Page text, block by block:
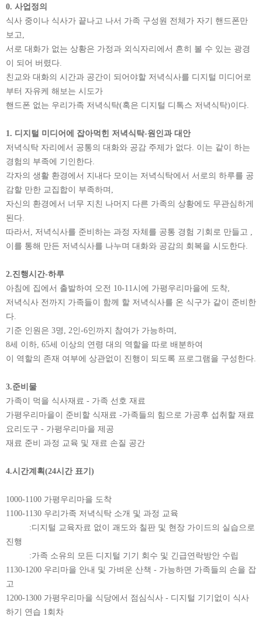
0. 사업정의
식사 중이나 식사가 끝나고 나서 가족 구성원 전체가 자기 핸드폰만
보고,
서로 대화가 없는 상황은 가정과 외식자리에서 흔히 볼 수 있는 광경
이 되어 버렸다.
친교와 대화의 시간과 공간이 되어야할 저녁식사를 디지털 미디어로
부터 자유케 해보는 시도가
핸드폰 없는 우리가족 저녁식탁(혹은 디지털 디톡스 저녁식탁)이다.
1. 디지털 미디어에 잡아먹힌 저녁식탁-원인과 대안
저녁식탁 자리에서 공통의 대화와 공감 주제가 없다. 이는 같이 하는
경험의 부족에 기인한다.
각자의 생활 환경에서 지내다 모이는 저녁식탁에서 서로의 하루를 공
감할 만한 교집합이 부족하며,
자신의 환경에서 너무 지친 나머지 다른 가족의 상황에도 무관심하게
된다.
따라서, 저녁식사를 준비하는 과정 자체를 공통 경험 기회로 만들고 ,
이를 통해 만든 저녁식사를 나누며 대화와 공감의 회복을 시도한다.
2.진행시간-하루
아침에 집에서 출발하여 오전 10-11시에 가평우리마을에 도착,
저녁식사 전까지 가족들이 함께 할 저녁식사를 온 식구가 같이 준비한
다.
기준 인원은 3명, 2인-6인까지 참여가 가능하며,
8세 이하, 65세 이상의 연령 대의 역할을 따로 배분하여
이 역할의 존재 여부에 상관없이 진행이 되도록 프로그램을 구성한다.
3.준비물
가족이 먹을 식사재료 - 가족 선호 재료
가평우리마을이 준비할 식재료 -가족들의 힘으로 가공후 섭취할 재료
요리도구 - 가평우리마을 제공
재료 준비 과정 교육 및 재료 손질 공간
4.시간계획(24시간 표기)
1000-1100 가평우리마을 도착
1100-1130 우리가족 저녁식탁 소개 및 과정 교육
:디지털 교육자료 없이 괘도와 칠판 및 현장 가이드의 실습으로
진행
:가족 소유의 모든 디지털 기기 회수 및 긴급연락방안 수립
1130-1200 우리마을 안내 및 가벼운 산책 - 가능하면 가족들의 손을 잡
고
1200-1300 가평우리마을 식당에서 점심식사 - 디지털 기기없이 식사
하기 연습 1회차